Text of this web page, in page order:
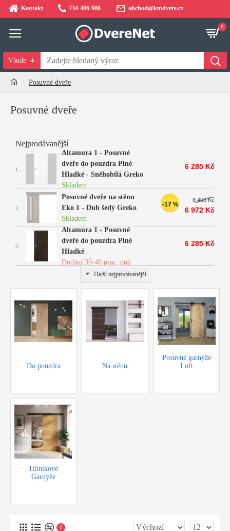
Kontakt 734-486-988 obchod@kmdvere.cz
0
Všude
Posuvné dveře
Posuvné dveře
Nejprodávanější
1.
Altamura 1 - Posuvné
dveře do pouzdra Plné
Hladké - Sněhobílá Greko
Skladem
6 285 Kč
2.
Posuvné dveře na stěnu
Eko 1 - Dub šedý Greko
Skladem
-17 %
8 400 Kč
6 972 Kč
3.
Altamura 1 - Posuvné
dveře do pouzdra Plné
Hladké
Dodání 30-40 prac. dnů
6 285 Kč
Další nejprodávanější
Do pouzdra Na stěnu
Posuvné garnýže
Loft
Hliníkové
Garnýže
0